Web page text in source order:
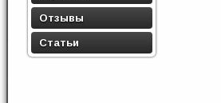
Отзывы
Статьи